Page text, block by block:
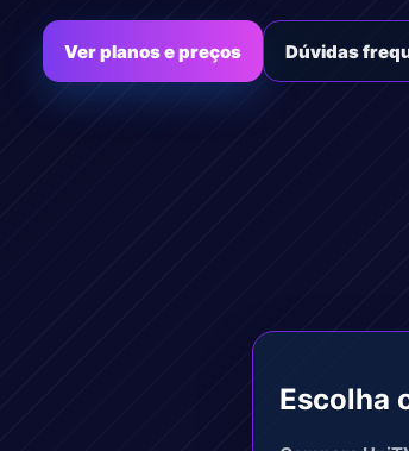
Ver planos e preços Dúvidas
Escolha